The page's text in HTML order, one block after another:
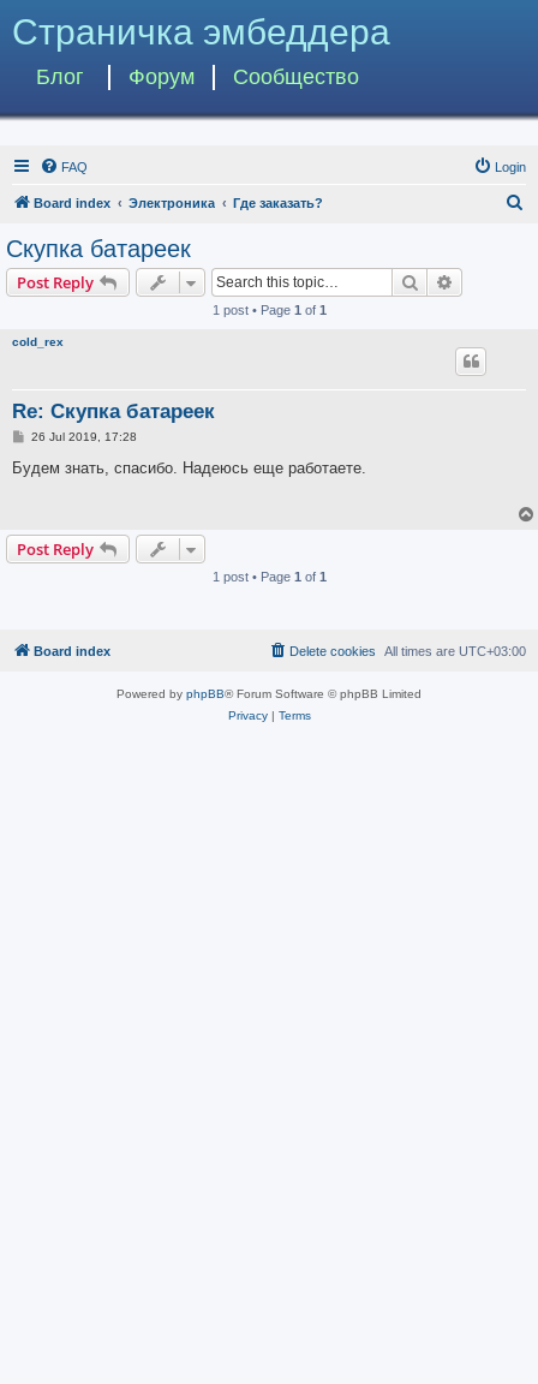
Страничка эмбеддера
Блог Форум Сообщество
FAQ Login
Board index Электроника Где заказать?
Скупка батареек
Post Reply Search
1 post • Page 1 of 1
cold_rex
Re: Скупка батареек
P
s
t
26 Jul 2019, 17:28
Будем знать, спасибо. Надеюсь еще работаете.
Post Reply
1 post • Page 1 of 1
Board index All times are UTC+03:00
Delete cookies
Powered by phpBB® Forum Software © phpBB Limited
Privacy| Terms